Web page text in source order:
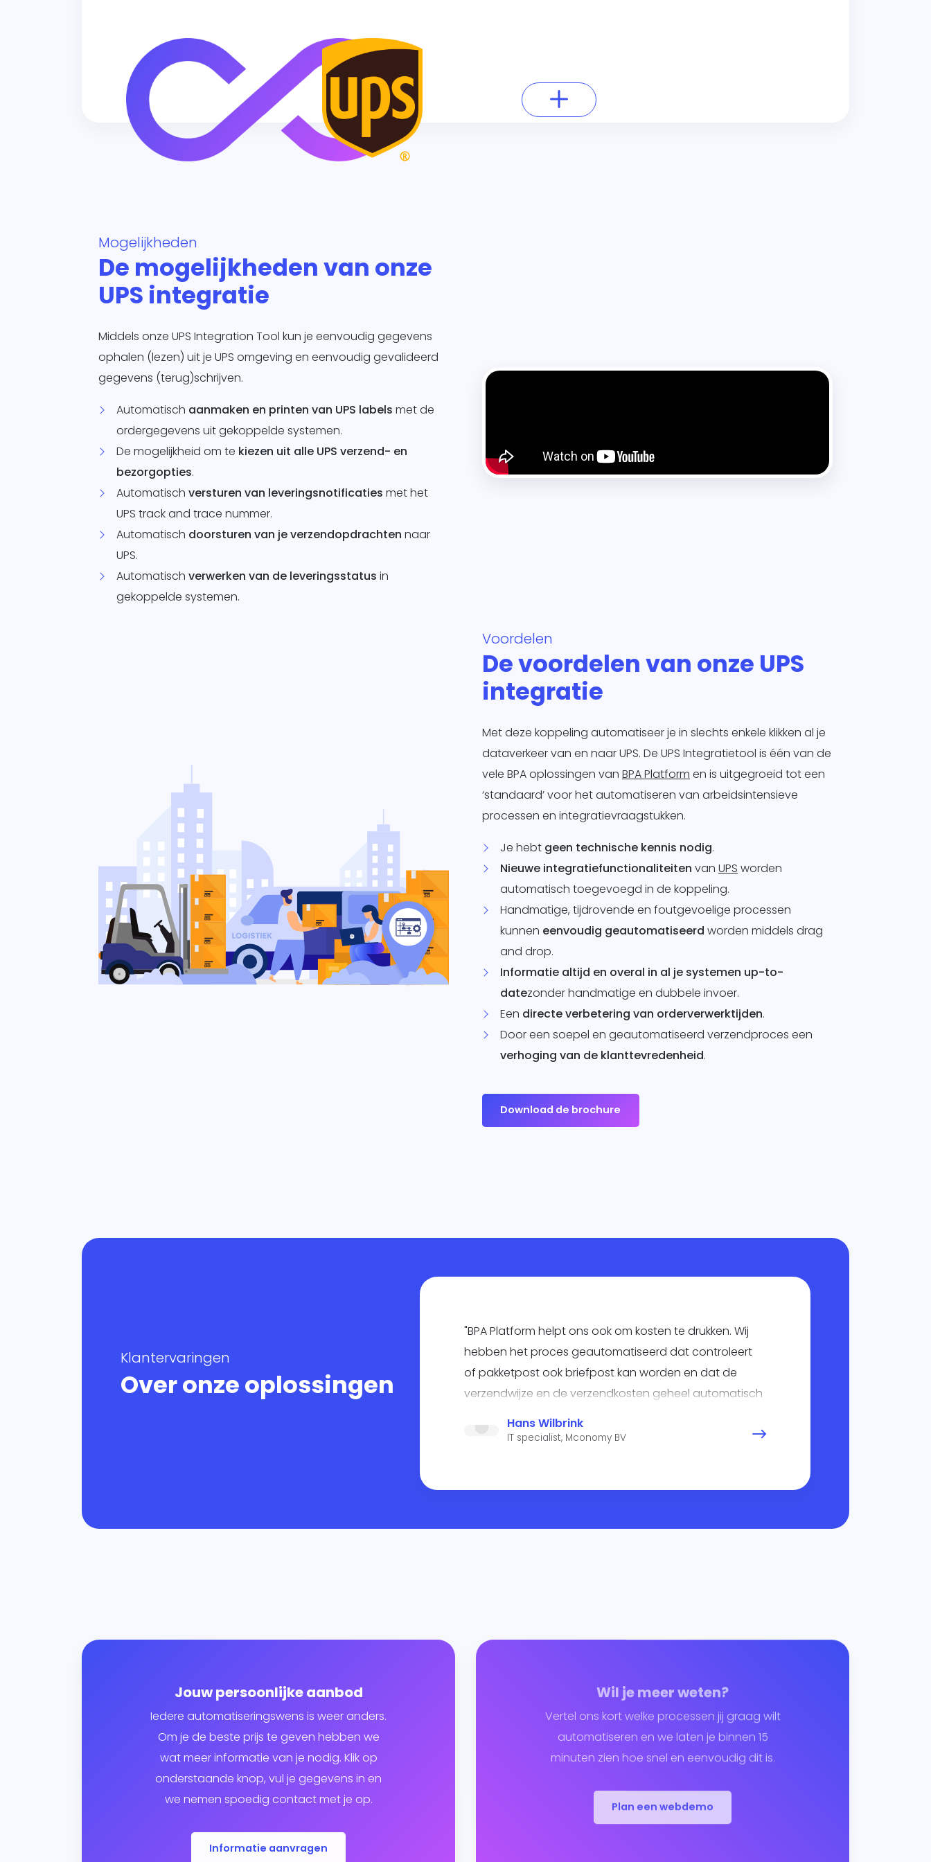
Mogelijkheden
De mogelijkheden van onze
UPS integratie
Middels onze UPS Integration Tool kun je eenvoudig gegevens
ophalen (lezen) uit je UPS omgeving en eenvoudig gevalideerd
gegevens (terug)schrijven.
Automatisch aanmaken en printen van UPS labels met de
ordergegevens uit gekoppelde systemen.
De mogelijkheid om te kiezen uit alle UPS verzend- en
bezorgopties.
Automatisch versturen van leveringsnotificaties met het
UPS track and trace nummer.
Automatisch doorsturen van je verzendopdrachten naar
UPS.
Automatisch verwerken van de leveringsstatus in
gekoppelde systemen.
Voordelen
De voordelen van onze UPS
integratie
Met deze koppeling automatiseer je in slechts enkele klikken al je
dataverkeer van en naar UPS. De UPS Integratietool is één van de
vele BPA oplossingen van BPA Platform en is uitgegroeid tot een
‘standaard’ voor het automatiseren van arbeidsintensieve
processen en integratievraagstukken.
Je hebt geen technische kennis nodig.
Nieuwe integratiefunctionaliteiten van UPS worden
automatisch toegevoegd in de koppeling.
Handmatige, tijdrovende en foutgevoelige processen
kunnen eenvoudig geautomatiseerd worden middels drag
and drop.
Informatie altijd en overal in al je systemen up-to-
datezonder handmatige en dubbele invoer.
Een directe verbetering van orderverwerktijden.
Door een soepel en geautomatiseerd verzendproces een
verhoging van de klanttevredenheid.
Download de brochure
Klantervaringen
Over onze oplossingen
"BPA Platform helpt ons ook om kosten te drukken. Wij
hebben het proces geautomatiseerd dat controleert
of pakketpost ook briefpost kan worden en dat de
verzendwijze en de verzendkosten geheel automatisch
Hans Wilbrink
IT specialist, Mconomy BV
Jouw persoonlijke aanbod
Iedere automatiseringswens is weer anders.
Om je de beste prijs te geven hebben we
wat meer informatie van je nodig. Klik op
onderstaande knop, vul je gegevens in en
we nemen spoedig contact met je op.
Informatie aanvragen
Wil je meer weten?
Vertel ons kort welke processen jij graag wilt
automatiseren en we laten je binnen 15
minuten zien hoe snel en eenvoudig dit is.
Plan een webdemo